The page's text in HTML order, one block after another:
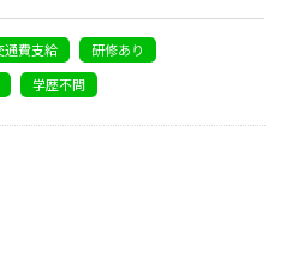
通費支給
研修あり
学歴不問